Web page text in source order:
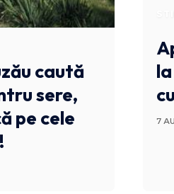
caută
sere,
pe cele
7